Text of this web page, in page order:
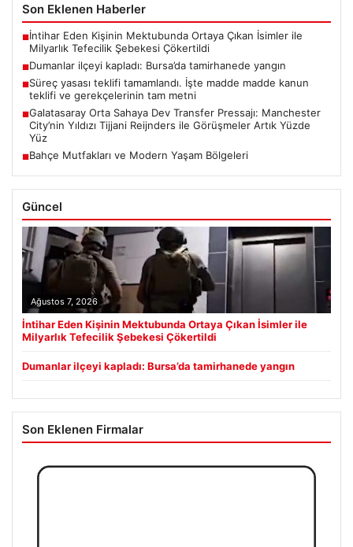
Son Eklenen Haberler
■İntihar Eden Kişinin Mektubunda Ortaya Çıkan İsimler ile
Milyarlık Tefecilik Şebekesi Çökertildi
■Dumanlar ilçeyi kapladı: Bursa’da tamirhanede yangın
■Süreç yasası teklifi tamamlandı. İşte madde madde kanun
teklifi ve gerekçelerinin tam metni
■Galatasaray Orta Sahaya Dev Transfer Pressajı: Manchester
City’nin Yıldızı Tijjani Reijnders ile Görüşmeler Artık Yüzde
Yüz
■Bahçe Mutfakları ve Modern Yaşam Bölgeleri
Güncel
Ağustos 7, 2026
İntihar Eden Kişinin Mektubunda Ortaya Çıkan İsimler ile
Milyarlık Tefecilik Şebekesi Çökertildi
Dumanlar ilçeyi kapladı: Bursa’da tamirhanede yangın
Son Eklenen Firmalar